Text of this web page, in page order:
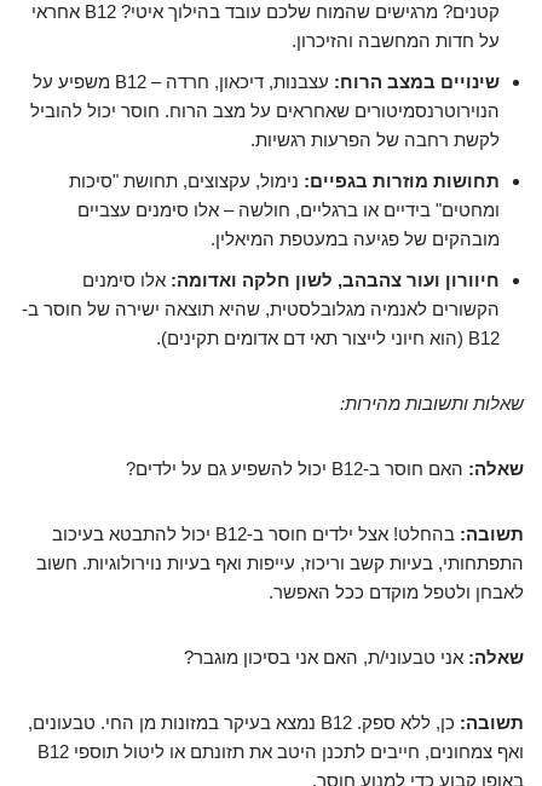
קטנים? מרגישים שהמוח שלכם עובד בהילוך איטי? B12 אחראי
על חדות המחשבה והזיכרון.
שינויים במצב הרוח:
עצבנות, דיכאון, חרדה – B12 משפיע על
הנוירוטרנסמיטורים שאחראים על מצב הרוח. חוסר יכול להוביל
לקשת רחבה של הפרעות רגשיות.
תחושות מוזרות בגפיים: נימול, עקצוצים, תחושת "סיכות
ומחטים" בידיים או ברגליים, חולשה – אלו סימנים עצביים
מובהקים של פגיעה במעטפת המיאלין.
חיוורון ועור צהבהב, לשון חלקה ואדומה: אלו סימנים
הקשורים לאנמיה מגלובלסטית, שהיא תוצאה ישירה של חוסר ב-
B12 (הוא חיוני לייצור תאי דם אדומים תקינים).
שאלות ותשובות מהירות:
שאלה: האם חוסר ב-B12 יכול להשפיע גם על ילדים?
תשובה:
בהחלט! אצל ילדים חוסר ב-B12 יכול להתבטא בעיכוב
התפתחותי, בעיות קשב וריכוז, עייפות ואף בעיות נוירולוגיות. חשוב
לאבחן ולטפל מוקדם ככל האפשר.
שאלה: אני טבעוני/ת, האם אני בסיכון מוגבר?
תשובה:
כן, ללא ספק. B12 נמצא בעיקר במזונות מן החי. טבעונים,
ואף צמחונים, חייבים לתכנן היטב את תזונתם או ליטול תוספי B12
באופן קבוע כדי למנוע חוסר.